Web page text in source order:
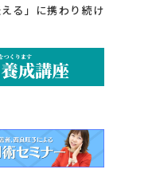
る」に携わり続け